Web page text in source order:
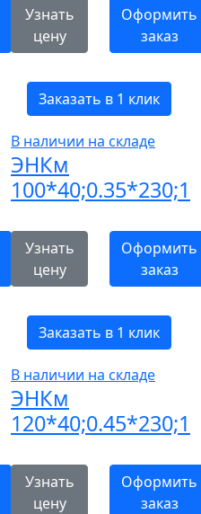
Узнать
цену
Оформить
заказ
Заказать в 1 клик
В наличии на складе
ЭНКм
100*40;0.35*230;1
Узнать
цену
Оформить
заказ
Заказать в 1 клик
В наличии на складе
ЭНКм
120*40;0.45*230;1
Узнать
цену
Оформить
заказ